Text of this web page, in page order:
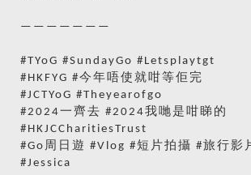
———————
#TYoG #SundayGo #Letsplaytgt
#HKFYG #今年唔使就咁等佢完
#JCTYoG #Theyearofgo
#2024一齊去 #2024我哋是咁睇的
#HKJCCharitiesTrust
#Go周日遊 #Vlog #短片拍攝 #旅行影
#Jessica